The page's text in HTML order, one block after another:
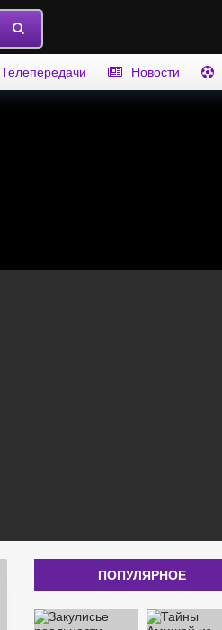
Телепередачи Новости
ПОПУЛЯРНОЕ